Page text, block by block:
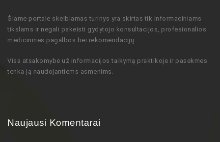
Šiame portale skelbiamas turinys yra skirtas tik informaciniams
tikslams ir negali pakeisti gydytojo konsultacijos, profesionalios
medicininės pagalbos bei rekomendacijų
Visa atsakomybė už informacijos taikymą praktikoje ir pasekmes
tenka ją naudojantiems asmenims.
Naujausi Komentarai